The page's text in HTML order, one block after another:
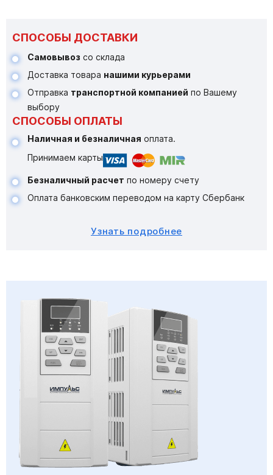
СПОСОБЫ ДОСТАВКИ
Самовывоз со склада
Доставка товара нашими курьерами
Отправка транспортной компанией по Вашему
выбору
СПОСОБЫ ОПЛАТЫ
Наличная и безналичная оплата.
Принимаем карты
Безналичный расчет по номеру счету
Оплата банковским переводом на карту Сбербанк
Узнать подробнее